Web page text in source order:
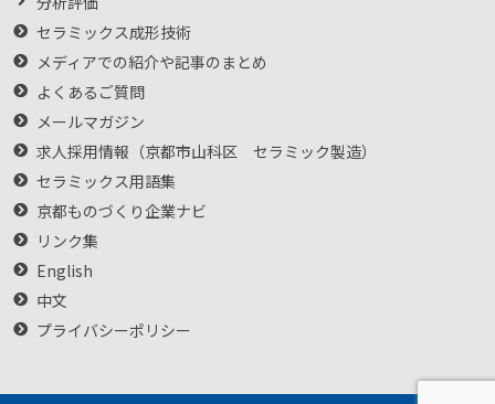
セラミックス成形技術
メディアでの紹介や記事のまとめ
よくあるご質問
メールマガジン
求人採用情報（京都市山科区 セラミック製造）
セラミックス用語集
京都ものづくり企業ナビ
リンク集
English
中文
プライバシーポリシー